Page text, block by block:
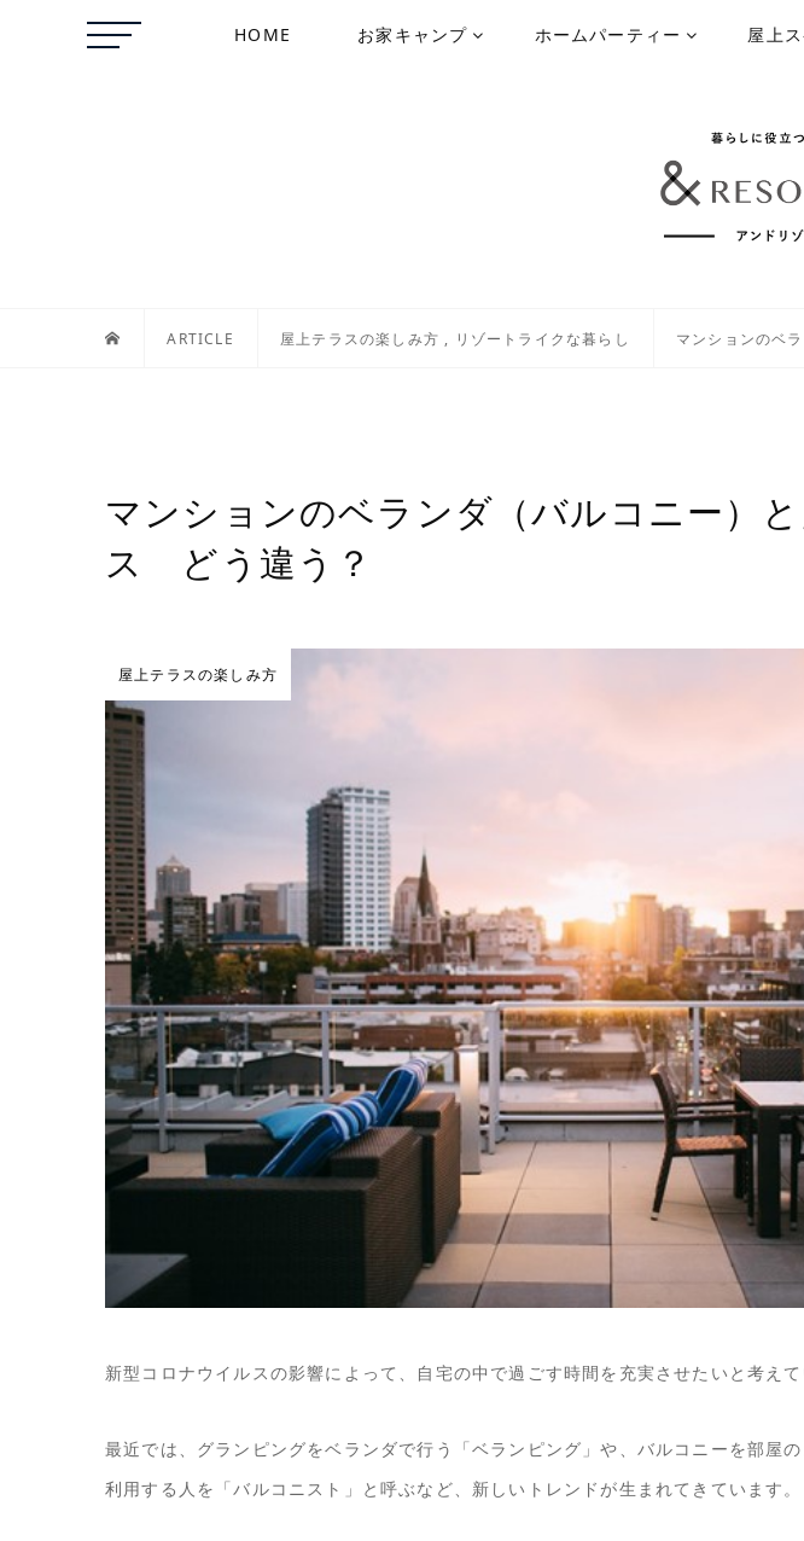
HOME お家キャンプ ホームパーティー 屋上
ARTICLE 屋上テラスの楽しみ方 , リゾートライクな暮らし マンションのベ
マンションのベランダ（バルコニー）
ス どう違う？
屋上テラスの楽しみ方
新型コロナウイルスの影響によって、自宅の中で過ごす時間を充実させたいと考えて
最近では、グランピングをベランダで行う「ベランピング」や、バルコニーを部屋
利用する人を「バルコニスト」と呼ぶなど、新しいトレンドが生まれてきています。